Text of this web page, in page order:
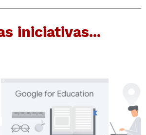
iniciativas...